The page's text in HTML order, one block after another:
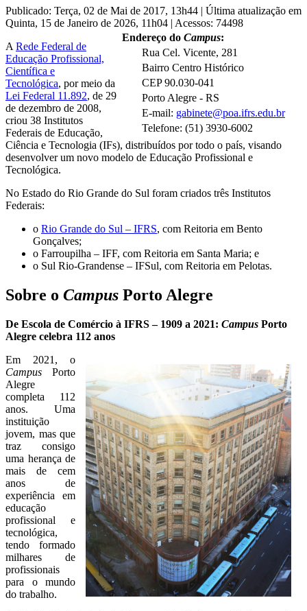
Publicado: Terça, 02 de Mai de 2017, 13h44 | Última atualização em
Quinta, 15 de Janeiro de 2026, 11h04 | Acessos: 74498
Endereço do Campus:
Rua Cel. Vicente, 281
Bairro Centro Histórico
CEP 90.030-041
Porto Alegre - RS
E-mail: gabinete@poa.ifrs.edu.br
Telefone: (51) 3930-6002
A Rede Federal de
Educação Profissional,
Científica e
Tecnológica, por meio da
Lei Federal 11.892, de 29
de dezembro de 2008,
criou 38 Institutos
Federais de Educação,
Ciência e Tecnologia (IFs), distribuídos por todo o país, visando
desenvolver um novo modelo de Educação Profissional e
Tecnológica.
No Estado do Rio Grande do Sul foram criados três Institutos
Federais:
o Rio Grande do Sul – IFRS, com Reitoria em Bento
Gonçalves;
o Farroupilha – IFF, com Reitoria em Santa Maria; e
o Sul Rio-Grandense – IFSul, com Reitoria em Pelotas.
Sobre o Campus Porto Alegre
De Escola de Comércio à IFRS – 1909 a 2021: Campus Porto
Alegre celebra 112 anos
Em 2021, o
Campus Porto
Alegre
completa 112
anos. Uma
instituição
jovem, mas que
traz consigo
uma herança de
mais de cem
anos de
experiência em
educação
profissional e
tecnológica,
tendo formado
milhares de
profissionais
para o mundo
do trabalho.